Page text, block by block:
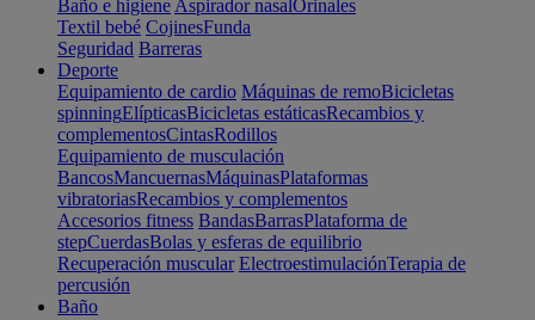
Baño e higiene Aspirador nasalOrinales
Textil bebé CojinesFunda
Seguridad Barreras
Deporte
Equipamiento de cardio Máquinas de remoBicicletas
spinningElípticasBicicletas estáticasRecambios y
complementosCintasRodillos
Equipamiento de musculación
BancosMancuernasMáquinasPlataformas
vibratoriasRecambios y complementos
Accesorios fitness BandasBarrasPlataforma de
stepCuerdasBolas y esferas de equilibrio
Recuperación muscular ElectroestimulaciónTerapia de
percusión
Baño